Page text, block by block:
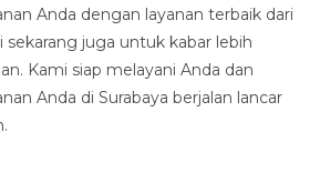
Anda dengan layanan terbaik dari
juga untuk kabar lebih
Kami siap melayani Anda dan
Anda di Surabaya berjalan lancar